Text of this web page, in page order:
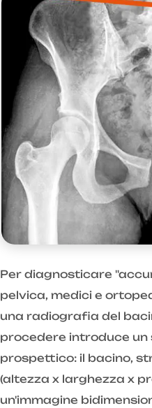
Per diagnosticare
pelvica, medici e
una radiografia del
procedere introduce
prospettico: il bacino,
(altezza x larghezza x
un'immagine